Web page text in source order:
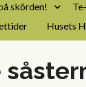
skörden!
Husets